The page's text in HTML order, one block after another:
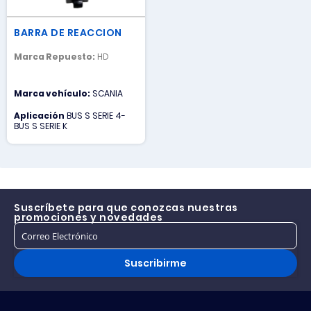
BARRA DE REACCION
Marca Repuesto: HD
Marca vehículo:SCANIA
Aplicación BUS S SERIE 4-
BUS S SERIE K
Suscríbete para que conozcas nuestras
promociones y novedades
Suscribirme